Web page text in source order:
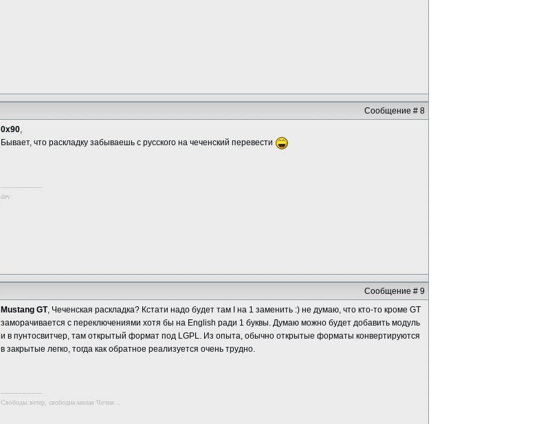
Сообщение # 8
0x90,
Бывает, что раскладку забываешь с русского на чеченский перевести
--------------------
dev
Сообщение # 9
Mustang GT, Чеченская раскладка? Кстати надо будет там I на 1 заменить :) не думаю, что кто-то кроме GT
заморачивается с переключениями хотя бы на English ради 1 буквы. Думаю можно будет добавить модуль
и в пунтосвитчер, там открытый формат под LGPL. Из опыта, обычно открытые форматы конвертируются
в закрытые легко, тогда как обратное реализуется очень трудно.
--------------------
Свободы ветер, свободна милая Чечня...